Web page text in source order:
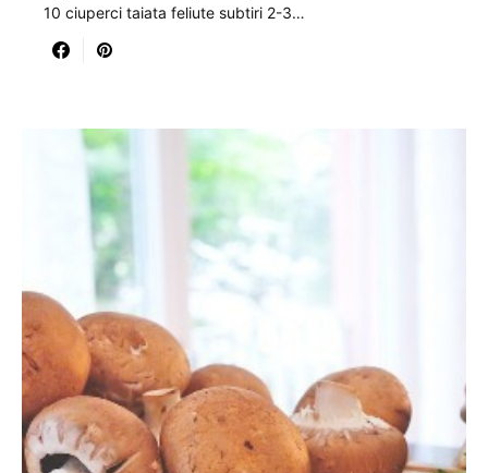
10 ciuperci taiata feliute subtiri 2-3…